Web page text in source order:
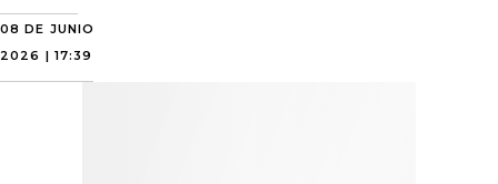
08 DE JUNIO
2026 | 17:39